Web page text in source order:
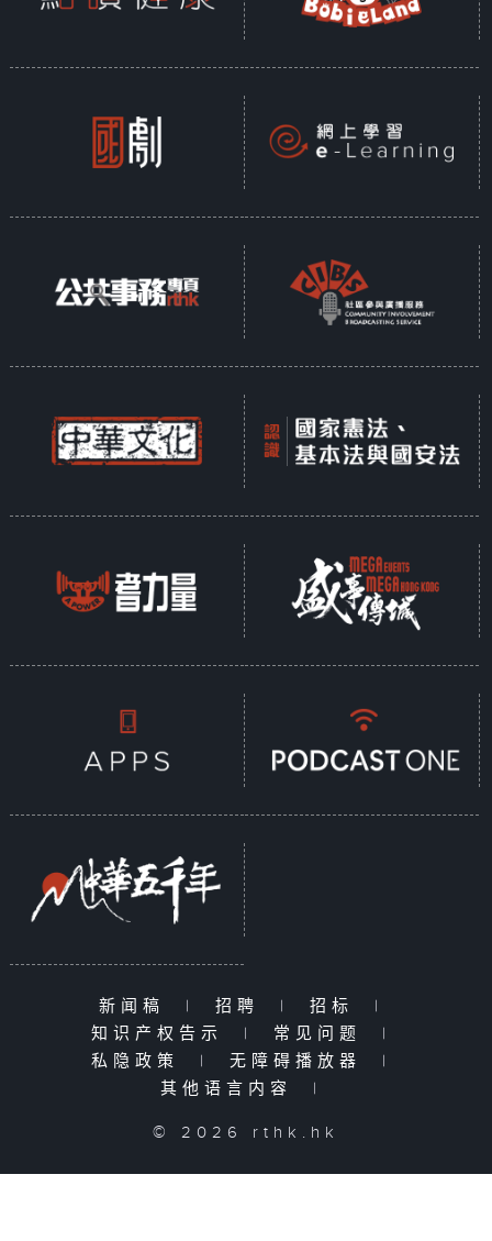
新闻稿 | 招聘 | 招标
|
知识产权告示
| 常见问题
|
私隐政策
| 无障碍播放器
|
其他语言内容
|
© 2026 rthk.hk